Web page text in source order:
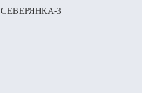
СЕВЕРЯНКА-3